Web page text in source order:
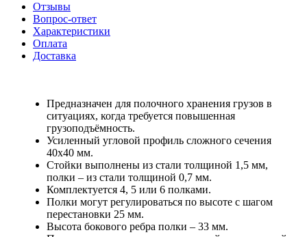
Отзывы
Вопрос-ответ
Характеристики
Оплата
Доставка
Предназначен для полочного хранения грузов в
ситуациях, когда требуется повышенная
грузоподъёмность.
Усиленный угловой профиль сложного сечения
40х40 мм.
Стойки выполнены из стали толщиной 1,5 мм,
полки – из стали толщиной 0,7 мм.
Комплектуется 4, 5 или 6 полками.
Полки могут регулироваться по высоте с шагом
перестановки 25 мм.
Высота бокового ребра полки – 33 мм.